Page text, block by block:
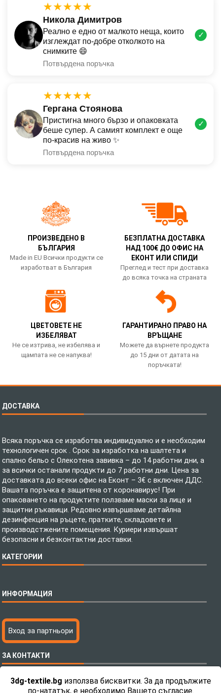
3dg-textile.bg използва бисквитки. За да продължите
по-нататък, е необходимо Вашето съгласие.
★★★★★
Никола Димитров
Реално е едно от малкото неща, които
изглеждат по-добре отколкото на
снимките 😄
Потвърдена поръчка
✓
★★★★★
Гергана Стоянова
Пристигна много бързо и опаковката
беше супер. А самият комплект е още
по-красив на живо ✨
Потвърдена поръчка
✓
ПРОИЗВЕДЕНО В
БЪЛГАРИЯ
Made in EU Всички продукти се
изработват в България
БЕЗПЛАТНА ДОСТАВКА
НАД 100€ ДО ОФИС НА
ЕКОНТ ИЛИ СПИДИ
Преглед и тест при доставка
до всяка точка на страната
ЦВЕТОВЕТЕ НЕ
ИЗБЕЛЯВАТ
Не се изтрива, не избелява и
щампата не се напуква!
ГАРАНТИРАНО ПРАВО НА
ВРЪЩАНЕ
Можете да върнете продукта
до 15 дни от датата на
поръчката!
ДОСТАВКА
Всяка поръчка се изработва индивидуално и е необходим
технологичен срок . Срок за изработка на шалтета и
спално бельо с Олекотена завивка – до 14 работни дни, а
за всички останали продукти до 7 работни дни. Цена за
доставката до всеки офис на Еконт – 3€ с включен ДДС.
Вашата поръчка е защитена от коронавирус! При
опаковането на продуктите ползваме маски за лице и
защитни ръкавици. Редовно извършваме детайлна
дезинфекция на ръцете, пратките, складовете и
производстжените помещения. Куриери извършат
безопасни и безконтактни доставки.
КАТЕГОРИИ
Бебешки спални комплекти
Тениски с пълноцветен печат
Хавлиени кърпи
Пончо за водни спортове
Микрофибърни Велурени Кърпи
ИНФОРМАЦИЯ
Технология на печатане
Файлове за печат
Как да поръчам?
С какво сме различни?
Вход за партньори
ЗА КОНТАКТИ
Телефон:0892 26 04 34 / 0896 57 42 42